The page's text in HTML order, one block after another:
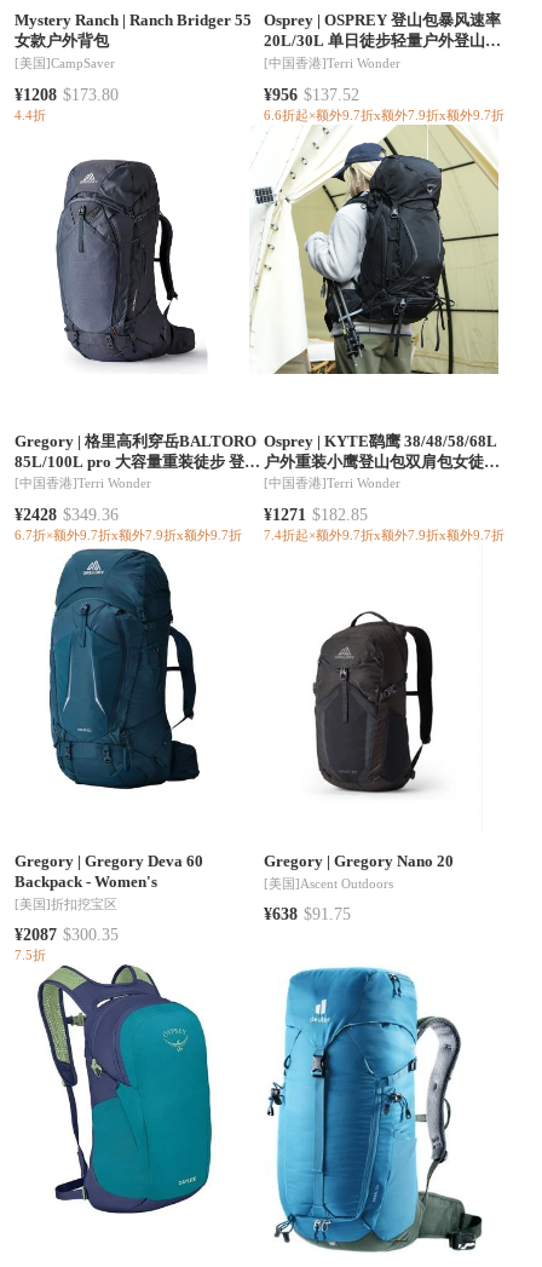
Mystery Ranch| Ranch Bridger 55
女款户外背包
[美国]CampSaver
¥1208 $173.80
4.4折
Osprey |OSPREY 登山包暴风速率
20L/30L 单日徒步轻量户外登山包
专为女性设计旅行背包(香港仓发
[中国香港]Terri Wonder
¥956 $137.52
6.6折起×额外9.7折x额外7.9折x额外9.7折
Gregory| 格里高利穿岳BALTORO
85L/100L pro 大容量重装徒步 登山
包双肩包带防雨罩（香港仓发货）
[中国香港]Terri Wonder
¥2428 $349.36
6.7折×额外9.7折x额外7.9折x额外9.7折
Osprey |KYTE鹞鹰 38/48/58/68L
户外重装小鹰登山包双肩包女徒步
专业大容量背包（香港仓发货）
[中国香港]Terri Wonder
¥1271 $182.85
7.4折起×额外9.7折x额外7.9折x额外9.7折
Gregory| Gregory Deva 60
Backpack - Women's
[美国]折扣挖宝区
¥2087 $300.35
7.5折
Gregory |Gregory Nano 20
[美国]Ascent Outdoors
¥638 $91.75